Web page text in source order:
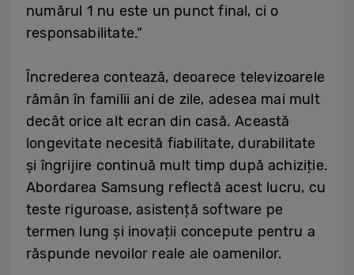
numărul 1 nu este un punct final, ci o
responsabilitate.”
Încrederea contează, deoarece televizoarele
rămân în familii ani de zile, adesea mai mult
decât orice alt ecran din casă. Această
longevitate necesită fiabilitate, durabilitate
și îngrijire continuă mult timp după achiziție.
Abordarea Samsung reflectă acest lucru, cu
teste riguroase, asistență software pe
termen lung și inovații concepute pentru a
răspunde nevoilor reale ale oamenilor.